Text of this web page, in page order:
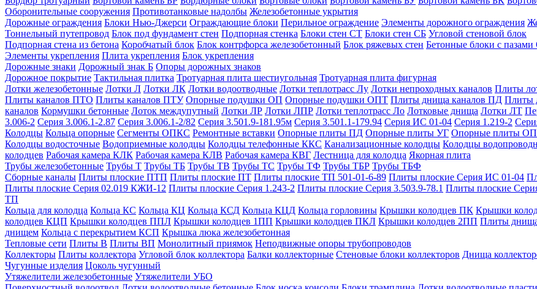
Оборонительные сооружения Противотанковые надолбы Железобетонные укрытия
Дорожные ограждения Блоки Нью-Джерси Ограждающие блоки Перильное ограждение Элементы дорожного ограждения
Тоннельный путепровод Блок под фундамент стен Подпорная стенка Блоки стен СТ Блоки стен СБ Угловой стеновой блок
Подпорная стена из бетона Коробчатый блок Блок контрфорса железобетонный Блок ряжевых стен Бетонные блоки с
Элементы укрепления Плита укрепления Блок укрепления
Дорожные знаки Дорожный знак Б Опоры дорожных знаков
Дорожное покрытие Тактильная плитка Тротуарная плита шестиугольная Тротуарная плита фигурная
Лотки железобетонные Лотки Л Лотки ЛК Лотки водоотводные Лотки теплотрасс Лу Лотки непроходных каналов Плиты
Плиты каналов ПТО Плиты каналов ПТУ Опорные подушки ОП Опорные подушки ОПТ Плиты днища каналов ПД Плиты
каналов Кормушки бетонные Лоток междупутный Лотки ЛР Лотки ЛПР Лотки теплотрасс Ло Лотковые днища Лотки ЛТ
3.006-2 Серия 3.006.1-2.87 Серия 3.006.1-2/82 Серия 3.501.9-181.95м Серия 3.501.1-179.94 Серия ИС 01-04 Серия 1.219-2
Колодцы Кольца опорные Сегменты ОПКС Ремонтные вставки Опорные плиты ПД Опорные плиты УГ Опорные плиты ОП
Колодцы водосточные Водоприемные колодцы Колодцы телефонные ККС Канализационные колодцы Колодцы
колодцев Рабочая камера КЛК Рабочая камера КЛВ Рабочая камера КВГ Лестница для колодца Якорная плита
Трубы железобетонные Трубы Т Трубы ТБ Трубы ТВ Трубы ТС Трубы ТФ Трубы ТБР Трубы ТБФ
Сборные каналы Плиты плоские ПТП Плиты плоские ПТ Плиты плоские ТП 501-01-6-89 Плиты плоские Серия ИС 01-04
Плиты плоские Серия 02.019 КЖИ-12 Плиты плоские Серия 1.243-2 Плиты плоские Серия 3.503.9-78.1 Плиты плоские
ТП
Кольца для колодца Кольца КС Кольца КЦ Кольца КСД Кольца КЦД Кольца горловины Крышки колодцев ПК Крышки
колодцев КЦП Крышки колодцев ППЛ Крышки колодцев 1ПП Крышки колодцев ПКЛ Крышки колодцев 2ПП Плиты
днищем Кольца с перекрытием КСП Крышка люка железобетонная
Тепловые сети Плиты В Плиты ВП Монолитный приямок Неподвижные опоры трубопроводов
Коллекторы Плиты коллектора Угловой блок коллектора Балки коллекторные Стеновые блоки коллекторов Днища
Чугунные изделия Цоколь чугунный
Утяжелители железобетонные Утяжелители УБО